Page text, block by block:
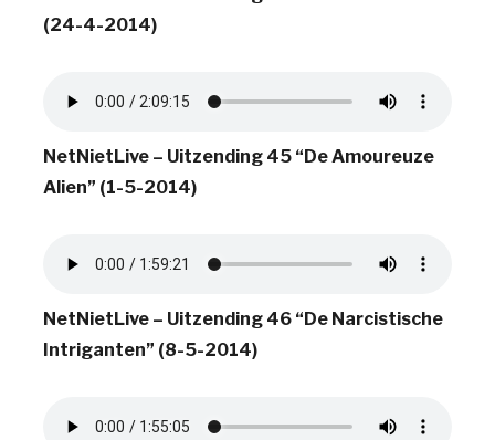
(24-4-2014)
NetNietLive – Uitzending 45 “De Amoureuze
Alien” (1-5-2014)
NetNietLive – Uitzending 46 “De Narcistische
Intriganten” (8-5-2014)